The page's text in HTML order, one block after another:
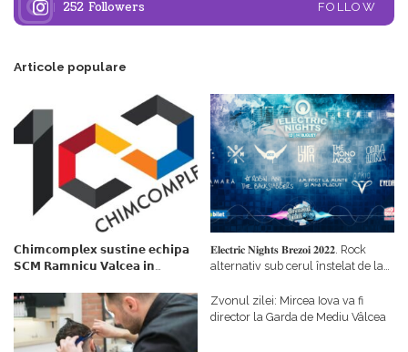
252 Followers FOLLOW
Articole populare
𝗖𝗵𝗶𝗺𝗰𝗼𝗺𝗽𝗹𝗲𝘅 𝘀𝘂𝘀𝘁𝗶𝗻𝗲 𝗲𝗰𝗵𝗶𝗽𝗮
𝗦𝗖𝗠 𝗥𝗮𝗺𝗻𝗶𝗰𝘂 𝗩𝗮𝗹𝗰𝗲𝗮 𝗶𝗻
𝗳𝗶𝗻𝗮𝗻𝘁𝗮𝘁𝗼𝗿
𝐄𝐥𝐞𝐜𝐭𝐫𝐢𝐜 𝐍𝐢𝐠𝐡𝐭𝐬 𝐁𝐫𝐞𝐳𝐨𝐢 𝟐𝟎𝟐𝟐. Rock
alternativ sub cerul înstelat de la
Zvonul zilei: Mircea Iova va fi
director la Garda de Mediu Vâlcea